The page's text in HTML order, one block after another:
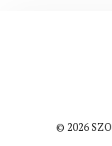
© 2026